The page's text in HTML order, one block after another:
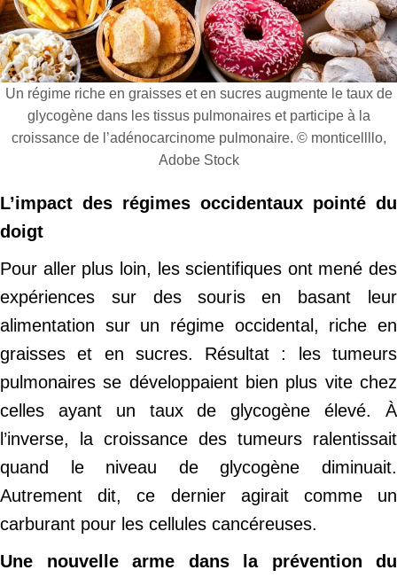
Un régime riche en graisses et en sucres augmente le taux de
glycogène dans les tissus pulmonaires et participe à la
croissance de l’adénocarcinome pulmonaire. © monticellllo,
Adobe Stock
L’impact des régimes occidentaux pointé du
doigt
Pour aller plus loin, les scientifiques ont mené des
expériences sur des souris en basant leur
alimentation sur un régime occidental, riche en
graisses et en sucres. Résultat : les tumeurs
pulmonaires se développaient bien plus vite chez
celles ayant un taux de glycogène élevé. À
l’inverse, la croissance des tumeurs ralentissait
quand le niveau de glycogène diminuait.
Autrement dit, ce dernier agirait comme un
carburant pour les cellules cancéreuses.
Une nouvelle arme dans la prévention du